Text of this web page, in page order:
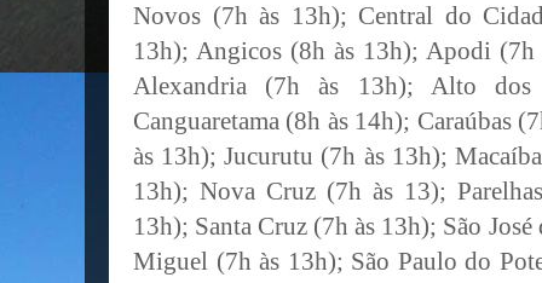
Novos (7h às 13h); Central do
13h); Angicos (8h às 13h); Apodi
Alexandria (7h às 13h); Alto
Canguaretama (8h às 14h); Caraúbas
às 13h); Jucurutu (7h às 13h);
13h); Nova Cruz (7h às 13);
13h); Santa Cruz (7h às 13h); São
Miguel (7h às 13h); São Paulo do